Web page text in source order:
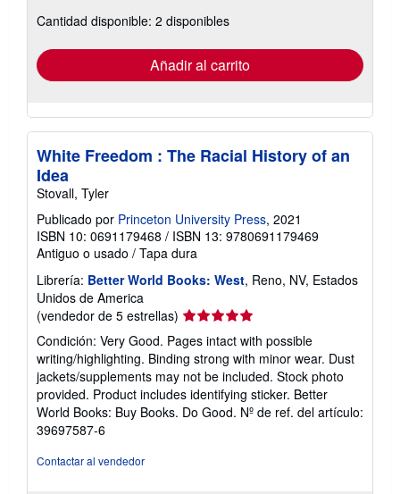
las
tarifas
envío
Cantidad disponible: 2 disponibles
Añadir al carrito
White Freedom : The Racial History of an
Idea
Stovall, Tyler
Publicado por Princeton University Press, 2021
ISBN 10: 0691179468 / ISBN 13: 9780691179469
Antiguo o usado / Tapa dura
Librería: Better World Books: West, Reno, NV, Estados
Unidos de America
(vendedor de 5 estrellas) Calificación
vendedor:
5
de
5
estrellas
Condición: Very Good. Pages intact with possible
writing/highlighting. Binding strong with minor wear. Dust
jackets/supplements may not be included. Stock photo
provided. Product includes identifying sticker. Better
World Books: Buy Books. Do Good. Nº de ref. del artículo:
39697587-6
Contactar al vendedor